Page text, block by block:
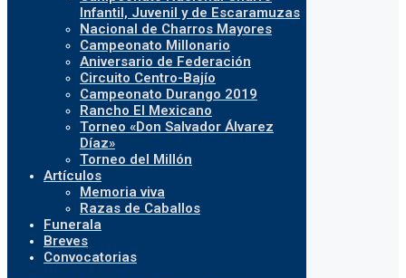
Infantil, Juvenil y de Escaramuzas
Nacional de Charros Mayores
Campeonato Millonario
Aniversario de Federación
Circuito Centro-Bajío
Campeonato Durango 2019
Rancho El Mexicano
Torneo «Don Salvador Álvarez
Díaz»
Torneo del Millón
Artículos
Memoria viva
Razas de Caballos
Funerala
Breves
Convocatorias